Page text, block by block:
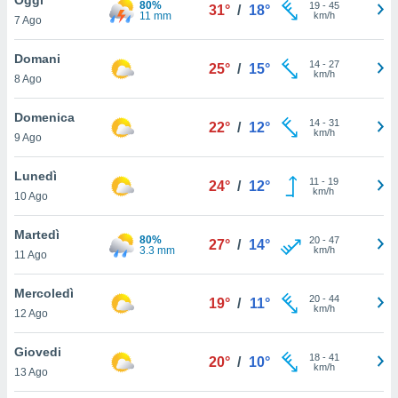
è
al sito
di
ci
di
il
un
la
nella
7 Ago
80%
11 mm
31° / 18° 19- 45
km/h
Domani
8 Ago
25° / 15° 14- 27
km/h
Domenica
9 Ago
22° / 12° 14- 31
km/h
Lunedì
10 Ago
24° / 12° 11 - 19
km/h
Martedì
11 Ago
80%
3.3 mm
27° / 14° 20- 47
km/h
Mercoledì
12 Ago
19° / 11° 20- 44
km/h
Giovedi
13 Ago
20° / 10° 18- 41
km/h